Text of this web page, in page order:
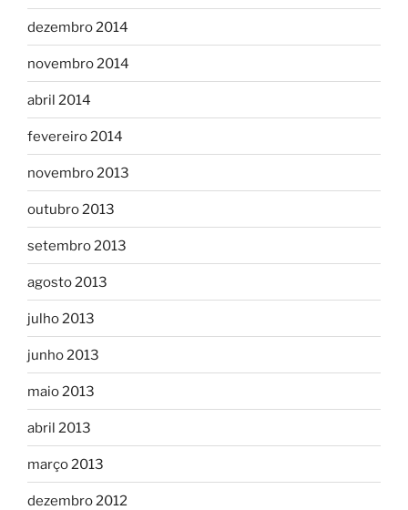
dezembro 2014
novembro 2014
abril 2014
fevereiro 2014
novembro 2013
outubro 2013
setembro 2013
agosto 2013
julho 2013
junho 2013
maio 2013
abril 2013
março 2013
dezembro 2012